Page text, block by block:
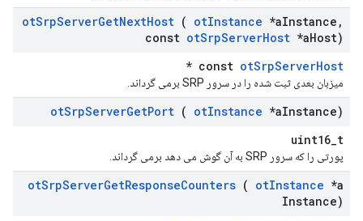
otSrpServerGetNextHost ( otInstance *aInstance ,
const otSrpServerHost *aHost)
const otSrpServerHost
*
میزبان بعدی ثبت شده را در سرور SRP برمی گرداند.
otSrpServerGetPort ( otInstance *aInstance)
uint16_t
پورتی را که سرور SRP به آن گوش می دهد برمی گرداند.
otSrpServerGetResponseCounters ( otInstance *a
Instance)